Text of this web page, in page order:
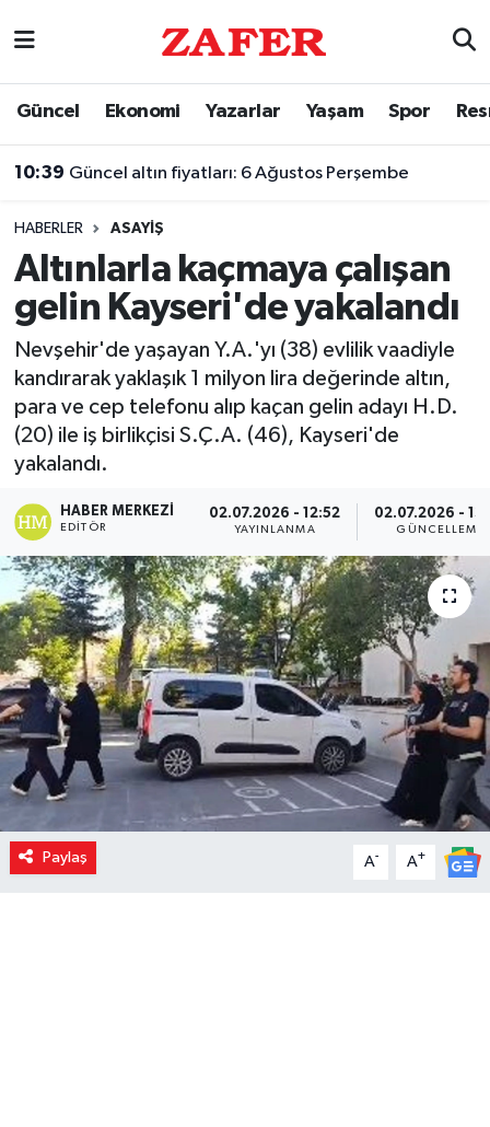
Güncel Ekonomi Yazarlar Yaşam Spor
10:39 Güncel altın fiyatları: 6 Ağustos Perşembe
HABERLER ASAYIŞ
Altınlarla kaçmaya çalışan
gelin Kayseri'de yakalandı
Nevşehir'de yaşayan Y.A.'yı (38) evlilik vaadiyle
kandırarak yaklaşık 1 milyon lira değerinde altın,
para ve cep telefonu alıp kaçan gelin adayı H.D.
(20) ile iş birlikçisi S.Ç.A. (46), Kayseri'de
yakalandı.
HABER MERKEZI
EDITÖR
02.07.2026 - 12:52
YAYINLANMA
02.07.2026 -
GÜNCELLEME
Paylaş A- A+
Nöbetçi Eczaneler
Trafik Durumu
Süper Lig Puan Durumu ve Fikstür
Tüm Manşetler
Son Dakika Haberleri
Haber Arşivi